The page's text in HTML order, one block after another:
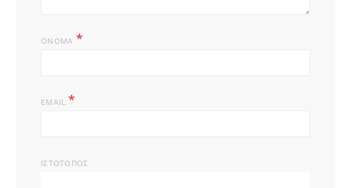
ΌΝΟΜΑ *
EMAIL *
ΙΣΤΌΤΟΠΟΣ